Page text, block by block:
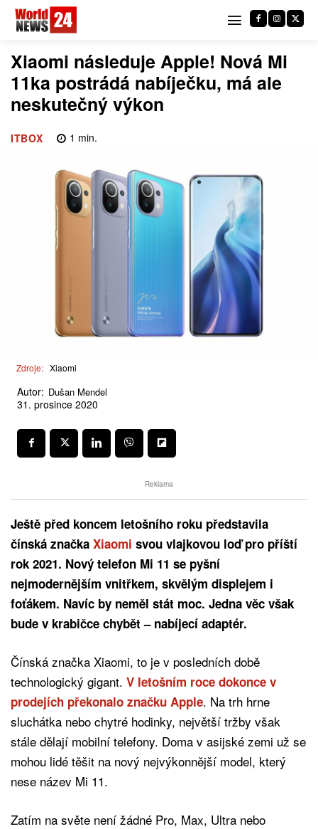
Xiaomi následuje Apple! Nová Mi
11ka postrádá nabíječku, má ale
neskutečný výkon
ITBOX 1 min.
Zdroje: Xiaomi
Autor: Dušan Mendel
31. prosince 2020
Reklama
Ještě před koncem letošního roku představila
čínská značka Xiaomi svou vlajkovou loď pro příští
rok 2021. Nový telefon Mi 11 se pyšní
nejmodernějším vnitřkem, skvělým displejem i
foťákem. Navíc by neměl stát moc. Jedna věc však
bude v krabičce chybět – nabíjecí adaptér.
Čínská značka Xiaomi, to je v posledních době
technologický gigant. V letošním roce dokonce v
prodejích překonalo značku Apple. Na trh hrne
sluchátka nebo chytré hodinky, největší tržby však
stále dělají mobilní telefony. Doma v asijské zemi už se
mohou lidé těšit na nový nejvýkonnější model, který
nese název Mi 11.
Zatím na světe není žádné Pro, Max, Ultra nebo